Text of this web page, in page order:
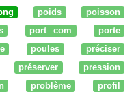
poids
poisson
port com
porte
poules
préciser
préserver
pression
problème
profil